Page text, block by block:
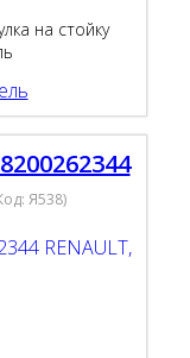
на стойку
Я538)